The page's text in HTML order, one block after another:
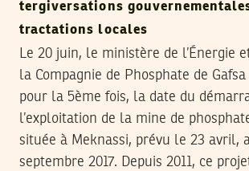
tergiversations
tractations locales
Le 20 juin, le ministère de l’Énergie
la Compagnie de Phosphate de
pour la 5ème fois, la date du
l’exploitation de la mine de
située à Meknassi, prévu le 23 avril,
septembre 2017. Depuis 2011, ce